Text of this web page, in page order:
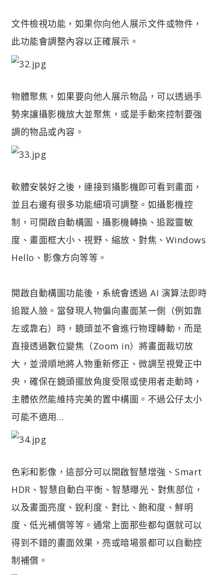
文件檢視功能，如果你向他人展示文件或物件，
此功能會調整內容以正確展示。
物體聚焦，如果要向他人展示物品，可以透過手
勢來讓攝影機放大並聚焦，或是手動來控制要強
調的物品或內容。
軟體安裝好之後，連接到攝影機即可看到畫面，
並且右邊有很多功能細項可調整。如攝影機控
制，可開啟自動構圖、攝影機轉換、追蹤靈敏
度、畫面框大小、視野、縮放、對焦、Windows
Hello、影像方向等等。
開啟自動構圖功能後，系統會透過 AI 演算法即時
追蹤人臉。當發現人物偏向畫面某一側（例如靠
左或靠右）時，鏡頭並不會進行物理轉動，而是
直接透過數位變焦（Zoom in）將畫面裁切放
大，並滑順地將人物重新修正、微調至視覺正中
央，確保在鏡頭擺放角度受限或使用者走動時，
主體依然能維持完美的置中構圖。不過公仔太小
可能不適用…
色彩和影像，這部分可以開啟智慧增強、Smart
HDR、智慧自動白平衡、智慧曝光、對焦部位，
以及畫面亮度、銳利度、對比、飽和度、鮮明
度、低光補償等等。通常上面那些都勾選就可以
得到不錯的畫面效果，亮或暗場景都可以自動控
制補償。